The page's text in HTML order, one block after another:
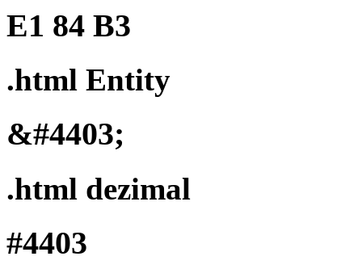
E1 84 B3
.html Entity
&#4403;
.html dezimal
#4403